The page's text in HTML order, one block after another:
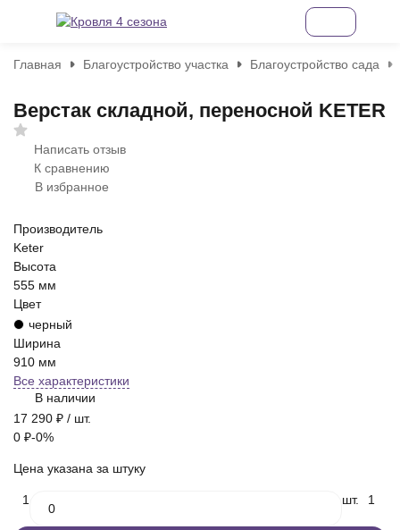
Главная Благоустройство участка Благоустройство сада
Верстак складной, переносной KETER
Написать отзыв
К сравнению
В избранное
Производитель
Keter
Высота
555 мм
Цвет
черный
Ширина
910 мм
Все характеристики
В наличии
17 290 ₽ / шт.
0 ₽-0%
Цена указана за штуку
1 шт. 1